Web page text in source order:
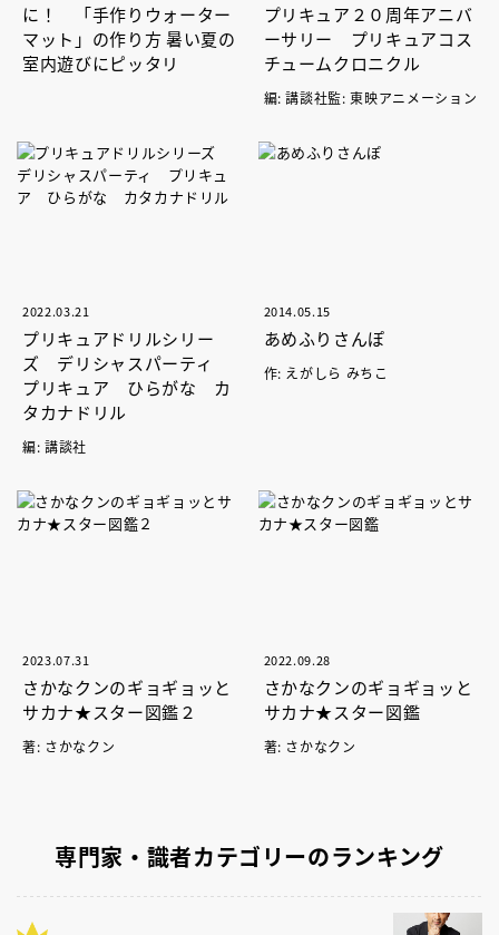
に！ 「手作りウォーター
マット」の作り方 暑い夏の
室内遊びにピッタリ
プリキュア２０周年アニバ
ーサリー プリキュアコス
チュームクロニクル
編: 講談社監: 東映アニメーション
2022.03.21
プリキュアドリルシリー
ズ デリシャスパーティ
プリキュア ひらがな カ
タカナドリル
編: 講談社
2014.05.15
あめふりさんぽ
作: えがしら みちこ
2023.07.31
さかなクンのギョギョッと
サカナ★スター図鑑２
著: さかなクン
2022.09.28
さかなクンのギョギョッと
サカナ★スター図鑑
著: さかなクン
専門家・識者カテゴリーのランキング